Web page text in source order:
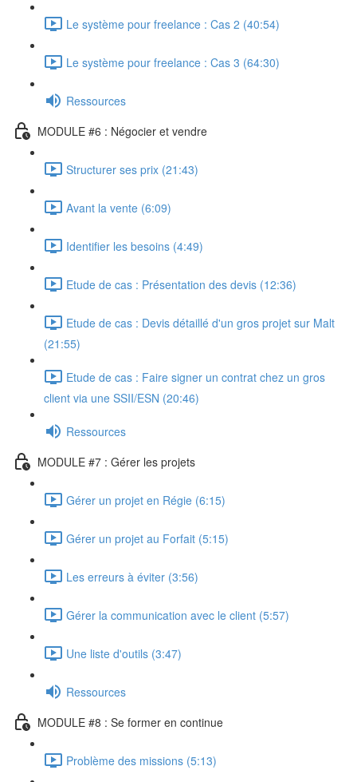
Le système pour freelance : Cas 2 (40:54)
Le système pour freelance : Cas 3 (64:30)
Ressources
MODULE #6 : Négocier et vendre
Structurer ses prix (21:43)
Avant la vente (6:09)
Identifier les besoins (4:49)
Etude de cas : Présentation des devis (12:36)
Etude de cas : Devis détaillé d'un gros projet sur Malt
(21:55)
Etude de cas : Faire signer un contrat chez un gros
client via une SSII/ESN (20:46)
Ressources
MODULE #7 : Gérer les projets
Gérer un projet en Régie (6:15)
Gérer un projet au Forfait (5:15)
Les erreurs à éviter (3:56)
Gérer la communication avec le client (5:57)
Une liste d'outils (3:47)
Ressources
MODULE #8 : Se former en continue
Problème des missions (5:13)